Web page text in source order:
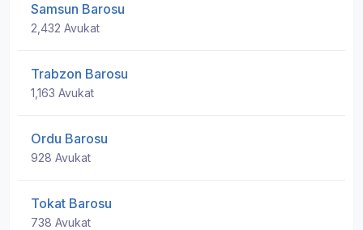
Samsun Barosu
2,432 Avukat
Trabzon Barosu
1,163 Avukat
Ordu Barosu
928 Avukat
Tokat Barosu
738 Avukat